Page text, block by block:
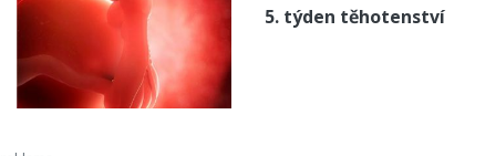
5. týden těhotenství